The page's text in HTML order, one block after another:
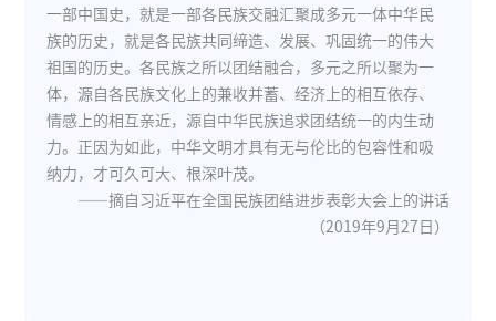
一部中国史，就是一部各民族交融汇聚成多元一体中华民
族的历史，就是各民族共同缔造、发展、巩固统一的伟大
祖国的历史。各民族之所以团结融合，多元之所以聚为一
体，源自各民族文化上的兼收并蓄、经济上的相互依存、
情感上的相互亲近，源自中华民族追求团结统一的内生动
力。正因为如此，中华文明才具有无与伦比的包容性和吸
纳力，才可久可大、根深叶茂。
——摘自习近平在全国民族团结进步表彰大会上的讲话
（2019年9月27日）